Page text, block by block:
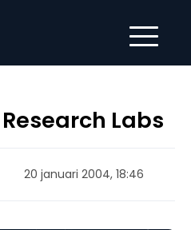
Labs
20 januari 2004, 18:46